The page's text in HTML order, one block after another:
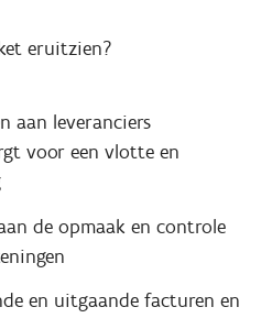
eruitzien?
aan leveranciers
voor een vlotte en
de opmaak en controle
en uitgaande facturen en